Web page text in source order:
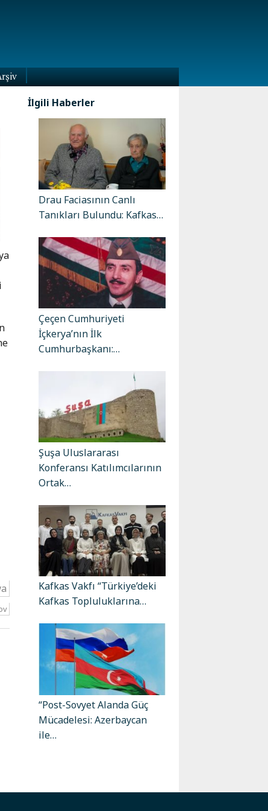
İlgili Haberler
Drau Faciasının Canlı
Tanıkları Bulundu: Kafkas…
Çeçen Cumhuriyeti
İçkerya’nın İlk
Cumhurbaşkanı:…
Şuşa Uluslararası
Konferansı Katılımcılarının
Ortak…
Kafkas Vakfı “Türkiye’deki
Kafkas Topluluklarına…
“Post-Sovyet Alanda Güç
Mücadelesi: Azerbaycan
ile…